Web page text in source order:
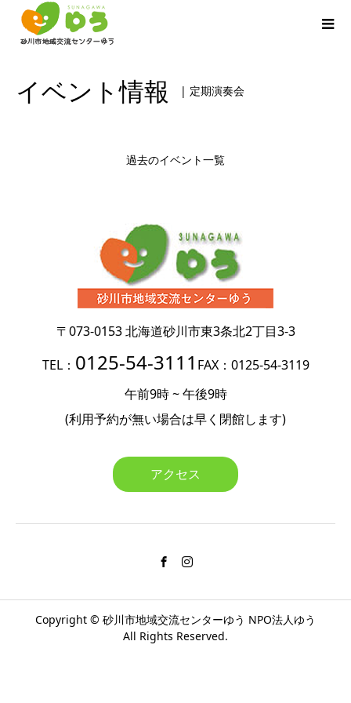
イベント情報 | 定期演奏会
過去のイベント一覧
〒073-0153北海道砂川市東3条北2丁目3-3
TEL： 0125-54-3111 FAX：0125-54-3119
午前9時 ~ 午後9時
(利用予約が無い場合は早く閉館します)
アクセス
Copyright © 砂川市地域交流センターゆう NPO法人ゆう
All Rights Reserved.